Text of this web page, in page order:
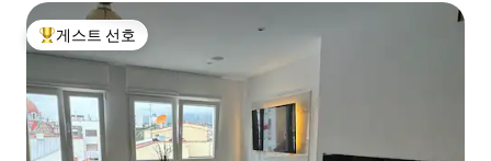
상위 게스트 선호
게스트 선호